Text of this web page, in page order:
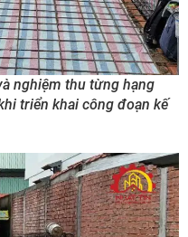
nghiệm thu từng hạng
triển khai công đoạn kế